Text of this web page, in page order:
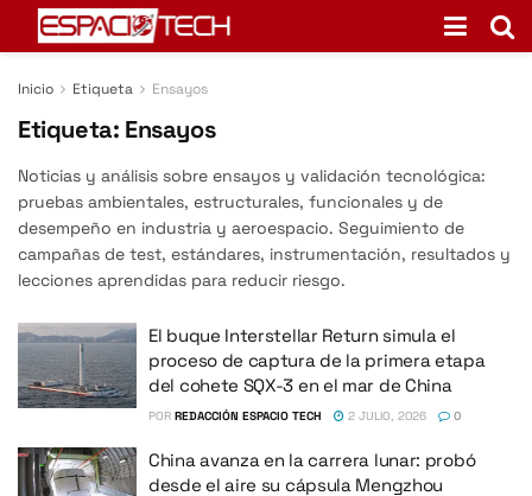
Inicio Etiqueta Ensayos
Etiqueta: Ensayos
Noticias y análisis sobre ensayos y validación tecnológica:
pruebas ambientales, estructurales, funcionales y de
desempeño en industria y aeroespacio. Seguimiento de
campañas de test, estándares, instrumentación, resultados y
lecciones aprendidas para reducir riesgo.
El buque Interstellar Return simula el
proceso de captura de la primera etapa
del cohete SQX-3 en el mar de China
POR REDACCIÓN ESPACIO TECH 2 JULIO, 2026 0
China avanza en la carrera lunar: probó
desde el aire su cápsula Mengzhou